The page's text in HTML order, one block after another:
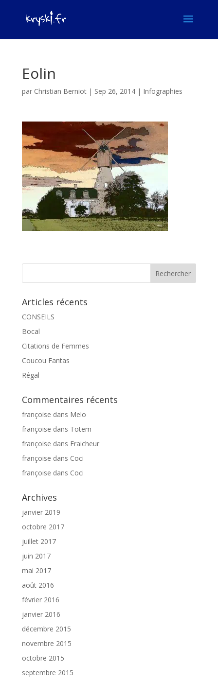
Eolin
par Christian Berniot| Sep 26, 2014| Infographies
Articles récents
CONSEILS
Bocal
Citations de Femmes
Coucou Fantas
Régal
Commentaires récents
françoise dans Melo
françoise dans Totem
françoise dans Fraicheur
françoise dans Coci
françoise dans Coci
Archives
janvier 2019
octobre 2017
juillet 2017
juin 2017
mai 2017
août 2016
février 2016
janvier 2016
décembre 2015
novembre 2015
octobre 2015
septembre 2015